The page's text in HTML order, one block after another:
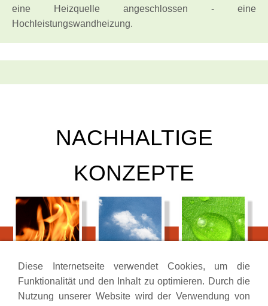
eine Heizquelle angeschlossen - eine
Hochleistungswandheizung.
NACHHALTIGE
KONZEPTE
August Hofmann & Söhne e.K.
Kanonenweg 16
Diese Internetseite verwendet Cookies, um die
Funktionalität und den Inhalt zu optimieren. Durch die
Nutzung unserer Website wird der Verwendung von